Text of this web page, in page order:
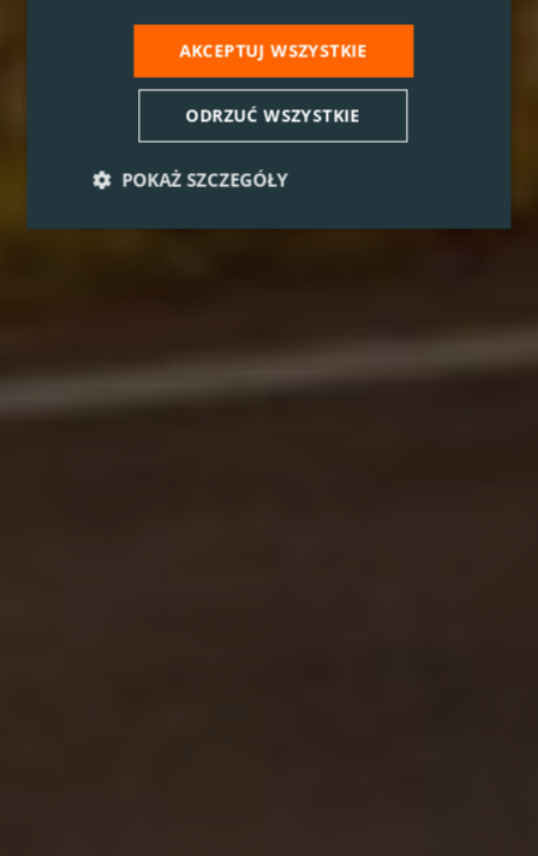
AKCEPTUJ WSZYSTKIE
ODRZUĆ WSZYSTKIE
POKAŻ SZCZEGÓŁY